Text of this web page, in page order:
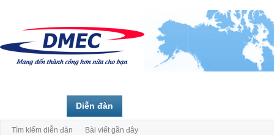
Diễn đàn
Tìm kiếm diễn đàn Bài viết gần đây